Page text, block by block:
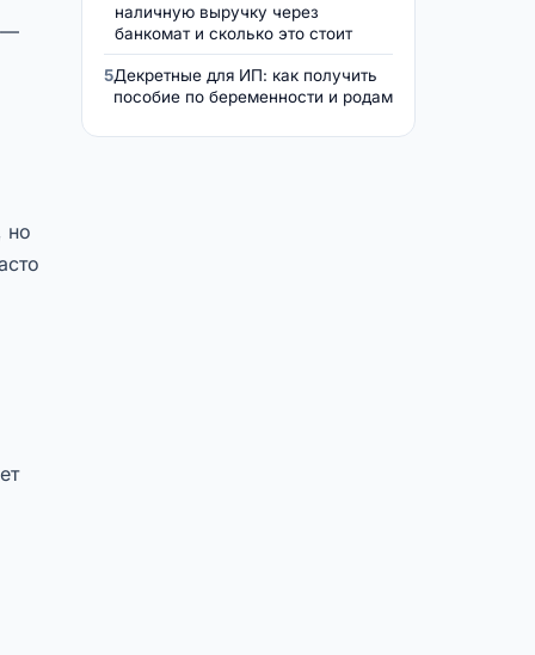
—
но
наличную выручку через
банкомат и сколько это стоит
5Декретные для ИП: как получить
пособие по беременности и родам